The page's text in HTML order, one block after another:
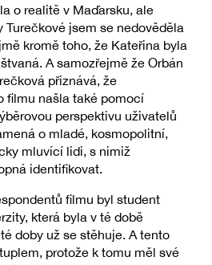
o realitě v Maďarsku, ale
Turečkové jsem se nedověděla
kromě toho, že Kateřina byla
A samozřejmě že Orbán
přiznává, že
filmu našla také pomocí
perspektivu uživatelů
o mladé, kosmopolitní,
mluvící lidi, s nimiž
identifikovat.
filmu byl student
která byla v té době
doby už se stěhuje. A tento
protože k tomu měl své